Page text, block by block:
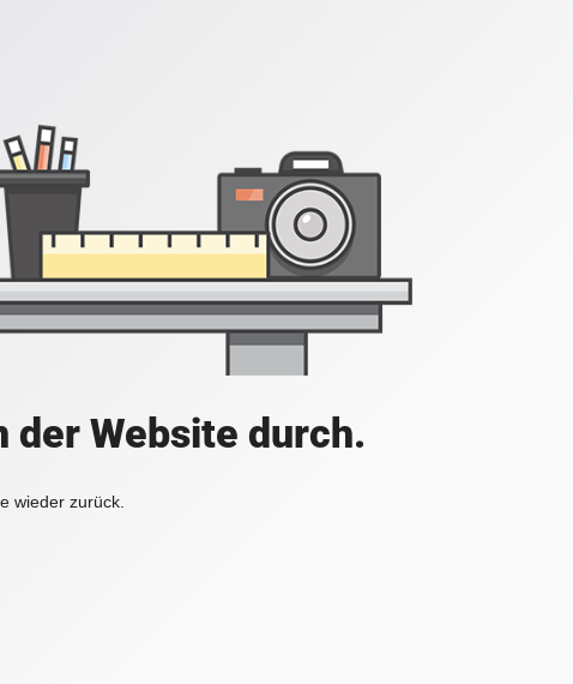
Website durch.
wieder zurück.